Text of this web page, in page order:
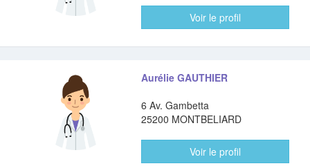
Voir le profil
Aurélie GAUTHIER
6 Av. Gambetta
25200 MONTBELIARD
Voir le profil